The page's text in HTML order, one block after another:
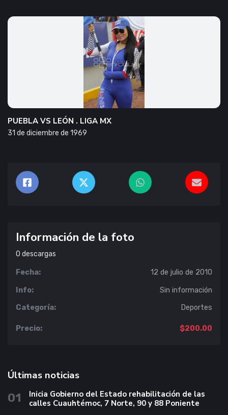
PUEBLA VS LEÓN . LIGA MX
31 de diciembre de 1969
Información de la foto
0 descargas
Fecha: 12 de julio de 2010
Info: Sin información
Categoría: Deportes
Precio: $200.00
Últimas noticias
01
Inicia Gobierno del Estado rehabilitación de las
calles Cuauhtémoc, 7 Norte, 90 y 88 Poniente